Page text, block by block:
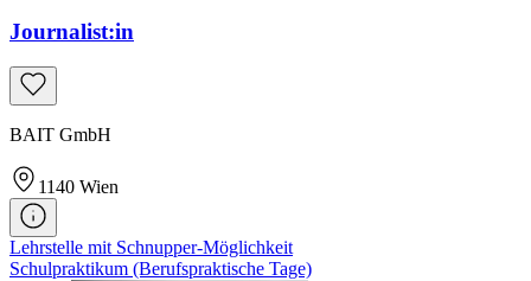
Journalist:in
BAIT GmbH
1140 Wien
Lehrstelle mit Schnupper-Möglichkeit
Schulpraktikum (Berufspraktische Tage)